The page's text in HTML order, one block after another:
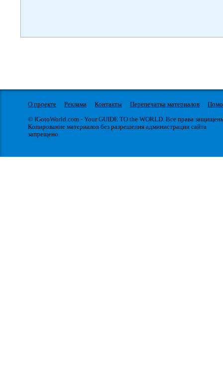
О проекте Реклама Контакты Перепечатка материалов
© IGotoWorld.com - Your GUIDE TO the WORLD. Все права
Копирование материалов без разрешения администрации сайта
запрещено.